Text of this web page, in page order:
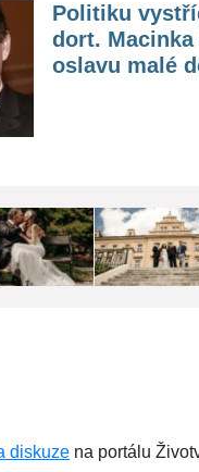
Politiku
dort. Macinka
oslavu malé
diskuze na portálu